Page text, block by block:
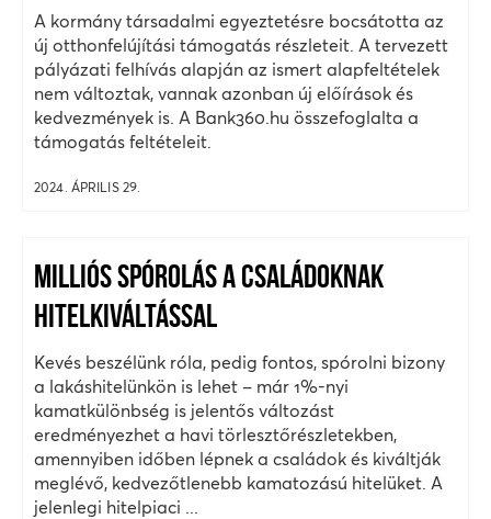
A kormány társadalmi egyeztetésre bocsátotta az
új otthonfelújítási támogatás részleteit. A tervezett
pályázati felhívás alapján az ismert alapfeltételek
nem változtak, vannak azonban új előírások és
kedvezmények is. A Bank360.hu összefoglalta a
támogatás feltételeit.
2024. ÁPRILIS 29.
MILLIÓS SPÓROLÁS A CSALÁDOKNAK
HITELKIVÁLTÁSSAL
Kevés beszélünk róla, pedig fontos, spórolni bizony
a lakáshitelünkön is lehet – már 1%-nyi
kamatkülönbség is jelentős változást
eredményezhet a havi törlesztőrészletekben,
amennyiben időben lépnek a családok és kiváltják
meglévő, kedvezőtlenebb kamatozású hitelüket. A
jelenlegi hitelpiaci ...